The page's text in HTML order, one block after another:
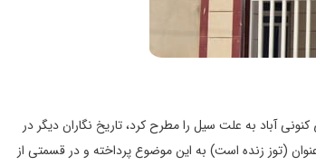
آباد به علت سیل را مطرح کرد، تاریخ نگاران دیگر در
(توز زنده است) به این موضوع پرداخته و در قسمتی از